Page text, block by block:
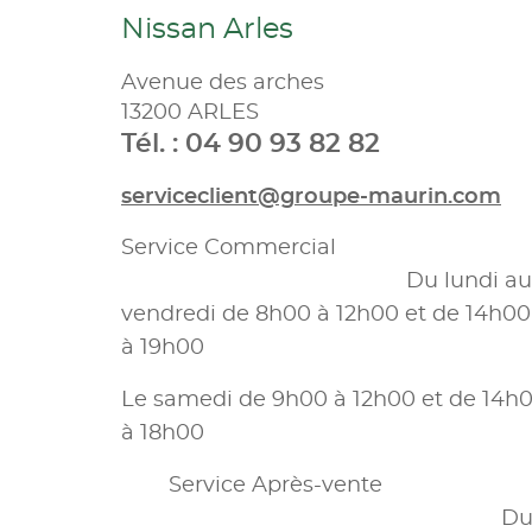
Nissan Arles
Avenue des arches
13200 ARLES
Tél. : 04 90 93 82 82
serviceclient@groupe-maurin.com
Service Commercial
Du lundi au
vendredi de 8h00 à 12h00 et de 14h00
à 19h00
Le samedi de 9h00 à 12h00 et de
à 18h00
Service Après-vente
Du